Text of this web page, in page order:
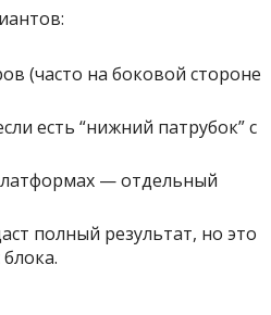
(часто на боковой стороне
есть “нижний патрубок” с
— отдельный
полный результат, но это